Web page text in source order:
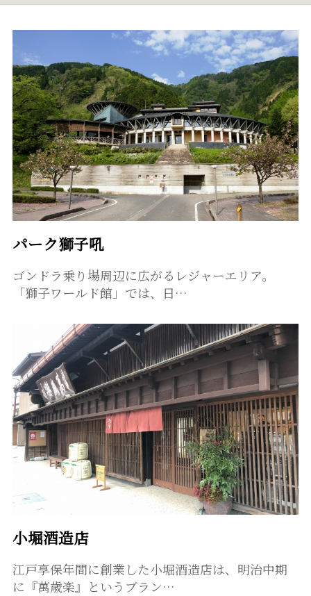
パーク獅子吼
ゴンドラ乗り場周辺に広がるレジャーエリア。
「獅子ワールド館」では、日…
小堀酒造店
江戸享保年間に創業した小堀酒造店は、明治中期
に『萬歳楽』というブラン…